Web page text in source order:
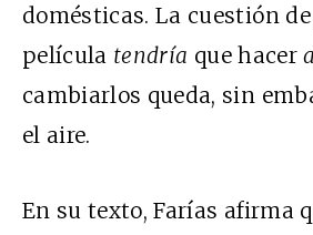
domésticas. La cuestión de
película tendría que hacer
cambiarlos queda, sin
el aire.
En su texto, Farías afirma